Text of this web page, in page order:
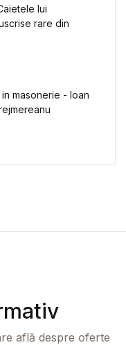
lui
rare din
masonerie - Ioan
află despre oferte